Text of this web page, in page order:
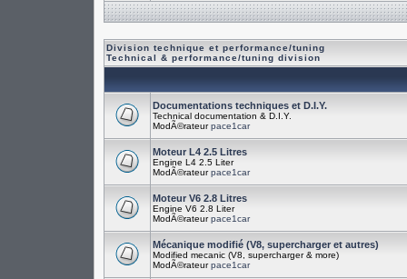
Division technique et performance/tuning
Technical & performance/tuning division
Documentations techniques et D.I.Y.
Technical documentation & D.I.Y.
ModÃ©rateurpace1car
Moteur L4 2.5 Litres
Engine L4 2.5 Liter
ModÃ©rateurpace1car
Moteur V6 2.8 Litres
Engine V6 2.8 Liter
ModÃ©rateurpace1car
Mécanique modifié (V8, supercharger et autres)
Modified mecanic (V8, supercharger & more)
ModÃ©rateurpace1car